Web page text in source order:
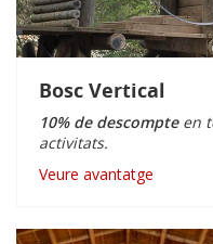
Bosc Vertical
10% de descompteen
activitats.
Veure avantatge